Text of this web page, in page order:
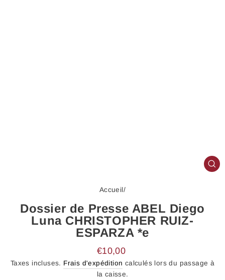
Accueil/
Dossier de Presse ABEL Diego
Luna CHRISTOPHER RUIZ-
ESPARZA *e
Prix
régulier
€10,00
Taxes incluses. Frais d'expédition calculés lors du passage à
la caisse.